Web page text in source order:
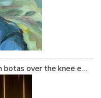
botas over the knee e…